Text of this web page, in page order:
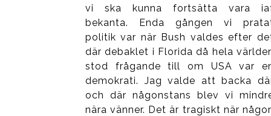
vi ska kunna fortsätta vara
bekanta. Enda gången vi
politik var när Bush valdes efter
där debaklet i Florida då hela
stod frågande till om USA var
demokrati. Jag valde att backa
och där någonstans blev vi
nära vänner. Det är tragiskt när